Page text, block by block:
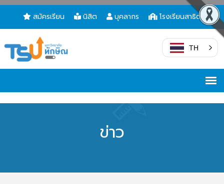
สมัครเรียน นิสิต บุคลากร โรงเรียนสาธิต
TH
ข่าว